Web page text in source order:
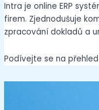
Intra je online ERP
firem. Zjednodušuje
zpracování dokladů a
Podívejte se na